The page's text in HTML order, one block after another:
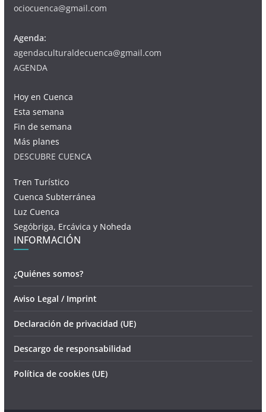
ociocuenca@gmail.com
Agenda:
agendaculturaldecuenca@gmail.com
AGENDA
Hoy en Cuenca
Esta semana
Fin de semana
Más planes
DESCUBRE CUENCA
Tren Turístico
Cuenca Subterránea
Luz Cuenca
Segóbriga, Ercávica y Noheda
INFORMACIÓN
¿Quiénes somos?
Aviso Legal / Imprint
Declaración de privacidad (UE)
Descargo de responsabilidad
Política de cookies (UE)